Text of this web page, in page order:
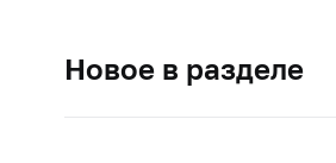
Новое в разделе